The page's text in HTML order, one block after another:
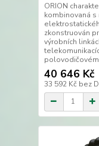
ORION
kombinovaná s
zkonstruován
výrobních
40 646 Kč
33 592 Kč bez